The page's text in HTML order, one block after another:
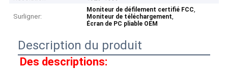
Surligner:
Moniteur de défilement certifié FCC,
Moniteur de téléchargement,
Écran de PC pliable OEM
Description du produit
Des descriptions: